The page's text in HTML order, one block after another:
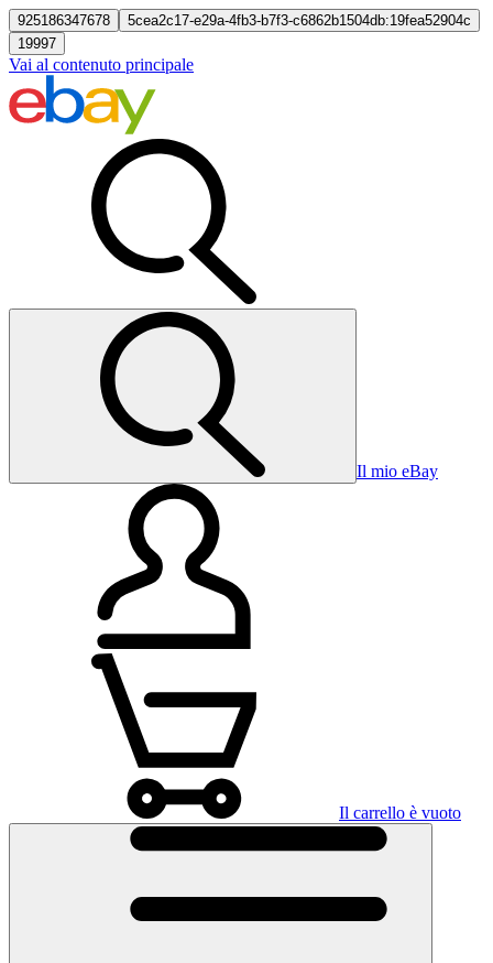
925186347678
5cea2c17-e29a-4fb3-b7f3-c6862b1504db:19fea52904c
19997
Vai al contenuto principale
Il mio eBay
Il carrello è vuoto